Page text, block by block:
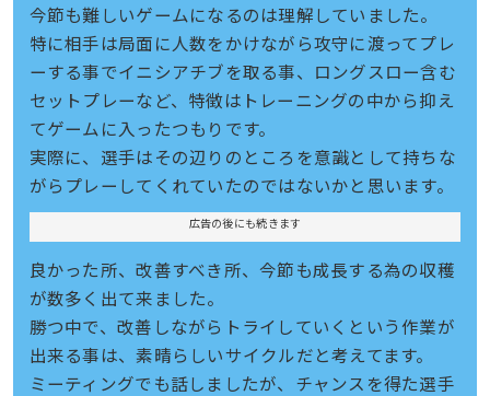
今節も難しいゲームになるのは理解していました。
特に相手は局面に人数をかけながら攻守に渡ってプレ
ーする事でイニシアチブを取る事、ロングスロー含む
セットプレーなど、特徴はトレーニングの中から抑え
てゲームに入ったつもりです。
実際に、選手はその辺りのところを意識として持ちな
がらプレーしてくれていたのではないかと思います。
広告の後にも続きます
良かった所、改善すべき所、今節も成長する為の収穫
が数多く出て来ました。
勝つ中で、改善しながらトライしていくという作業が
出来る事は、素晴らしいサイクルだと考えてます。
ミーティングでも話しましたが、チャンスを得た選手